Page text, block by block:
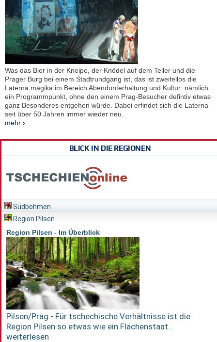
Was das Bier in der Kneipe, der Knödel auf dem Teller und die
Prager Burg bei einem Stadtrundgang ist, das ist zweifellos die
Laterna magika im Bereich Abendunterhaltung und Kultur: nämlich
ein Programmpunkt, ohne den einem Prag-Besucher defintiv etwas
ganz Besonderes entgehen würde. Dabei erfindet sich die Laterna
seit über 50 Jahren immer wieder neu.
mehr ›
BLICK IN DIE REGIONEN
Südböhmen
Region Pilsen
Region Pilsen - Im Überblick
Pilsen/Prag - Für tschechische Verhältnisse ist die
Region Pilsen so etwas wie ein Flächenstaat...
weiterlesen